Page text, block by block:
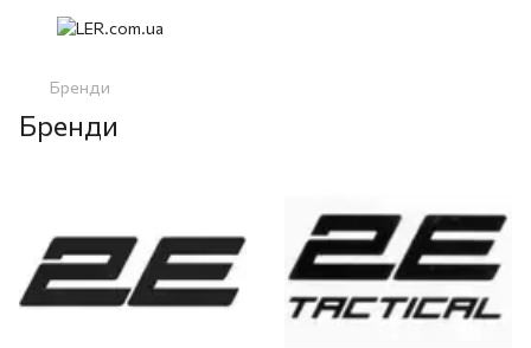
Бренди
Бренди